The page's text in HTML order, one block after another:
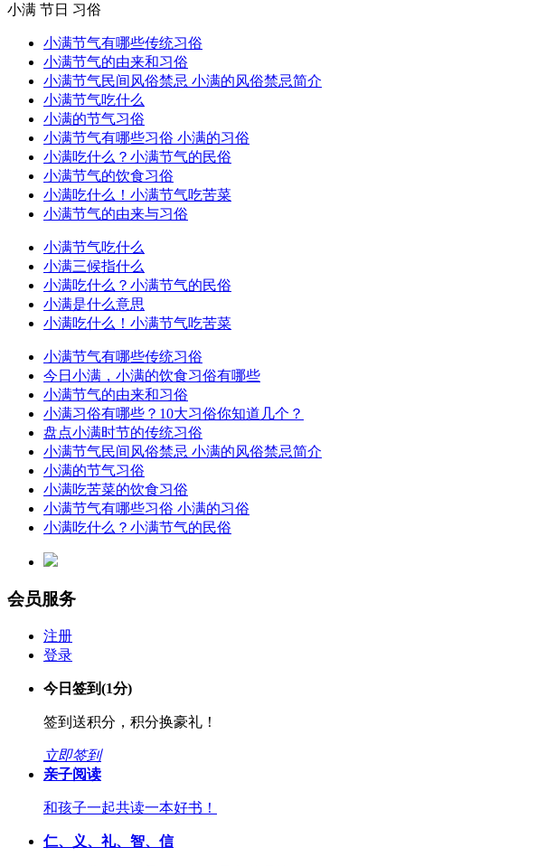
小满 节日 习俗
小满节气有哪些传统习俗
小满节气的由来和习俗
小满节气民间风俗禁忌 小满的风俗禁忌简介
小满节气吃什么
小满的节气习俗
小满节气有哪些习俗 小满的习俗
小满吃什么？小满节气的民俗
小满节气的饮食习俗
小满吃什么！小满节气吃苦菜
小满节气的由来与习俗
小满节气吃什么
小满三候指什么
小满吃什么？小满节气的民俗
小满是什么意思
小满吃什么！小满节气吃苦菜
小满节气有哪些传统习俗
今日小满，小满的饮食习俗有哪些
小满节气的由来和习俗
小满习俗有哪些？10大习俗你知道几个？
盘点小满时节的传统习俗
小满节气民间风俗禁忌 小满的风俗禁忌简介
小满的节气习俗
小满吃苦菜的饮食习俗
小满节气有哪些习俗 小满的习俗
小满吃什么？小满节气的民俗
会员服务
注册
登录
今日签到(1分)
签到送积分，积分换豪礼！
立即签到
亲子阅读
和孩子一起共读一本好书！
仁、义、礼、智、信